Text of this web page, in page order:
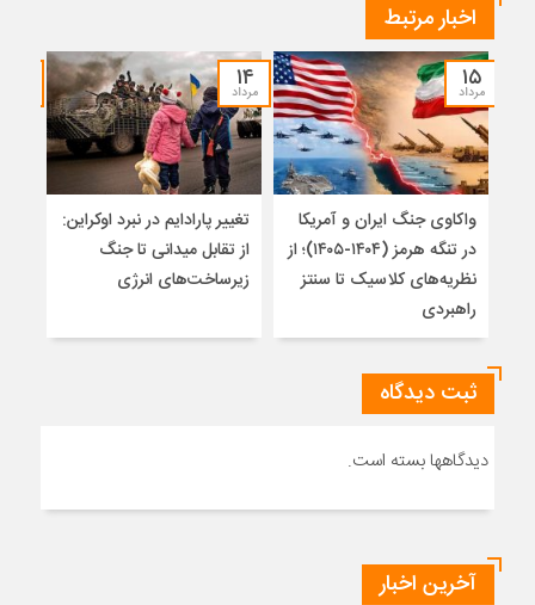
اخبار مرتبط
۱۵
مرداد
واکاوی جنگ ایران و آمریکا
در تنگه هرمز (۱۴۰۴-۱۴۰۵)؛ از
نظریه‌های کلاسیک تا سنتز
راهبردی
۱۴
مرداد
تغییر پارادایم در نبرد اوکراین:
از تقابل میدانی تا جنگ
زیرساخت‌های انرژی
ثبت دیدگاه
دیدگاهها بسته است.
آخرین اخبار